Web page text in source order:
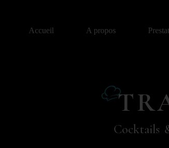
Accueil A propos
Cocktails